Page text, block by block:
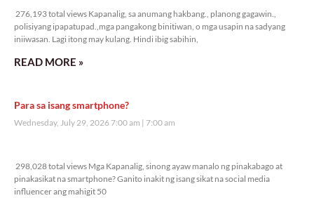
276,193 total views Kapanalig, sa anumang hakbang., planong gagawin.,
polisiyang ipapatupad.,mga pangakong binitiwan, o mga usapin na sadyang
iniiwasan. Lagi itong may kulang. Hindi ibig sabihin,
READ MORE »
Para sa isang smartphone?
Wednesday, July 29, 2026 7:00 am 7:00 am
298,028 total views Mga Kapanalig, sinong ayaw manalo ng pinakabago at
pinakasikat na smartphone? Ganito inakit ng isang sikat na social media
influencer ang mahigit 50